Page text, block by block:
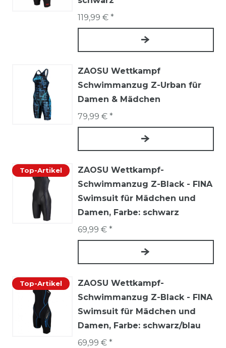
119,99 € *
ZAOSU Wettkampf
Schwimmanzug Z-Urban für
Damen & Mädchen
79,99 € *
Top-Artikel
ZAOSU Wettkampf-
Schwimmanzug Z-Black - FINA
Swimsuit für Mädchen und
Damen, Farbe: schwarz
69,99 € *
Top-Artikel
ZAOSU Wettkampf-
Schwimmanzug Z-Black - FINA
Swimsuit für Mädchen und
Damen, Farbe: schwarz/blau
69,99 € *